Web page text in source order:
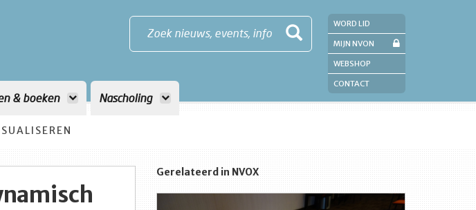
Zoek nieuws, events, info
& boeken Nascholing
WORD LID
MIJN NVON
WEBSHOP
CONTACT
Gerelateerd in NVOX